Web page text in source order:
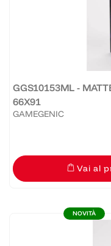
GGS10153ML -
66X91
GAMEGENIC
Vai al
NOVITÀ